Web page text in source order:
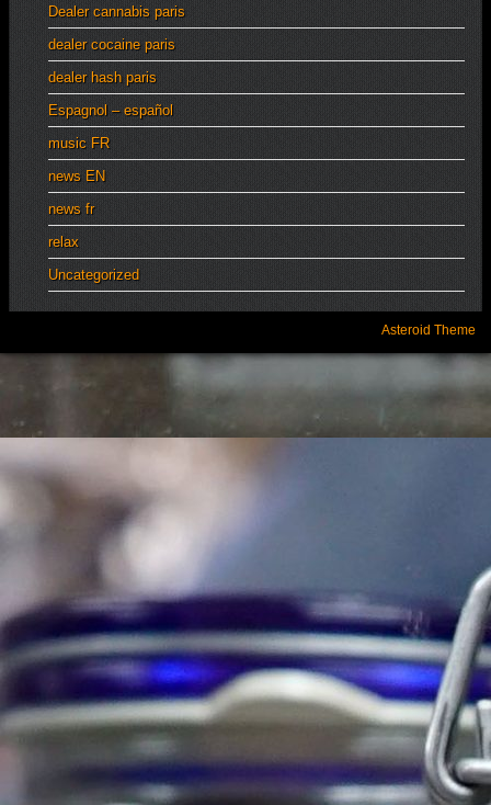
Dealer cannabis paris
dealer cocaine paris
dealer hash paris
Espagnol – español
music FR
news EN
news fr
relax
Uncategorized
Asteroid Theme